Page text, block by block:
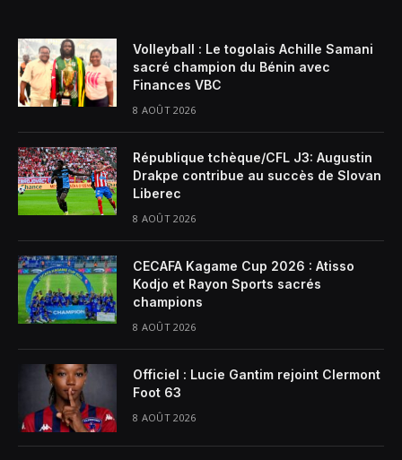
Volleyball : Le togolais Achille Samani
sacré champion du Bénin avec
Finances VBC
8 AOÛT 2026
République tchèque/CFL J3: Augustin
Drakpe contribue au succès de Slovan
Liberec
8 AOÛT 2026
CECAFA Kagame Cup 2026 : Atisso
Kodjo et Rayon Sports sacrés
champions
8 AOÛT 2026
Officiel : Lucie Gantim rejoint Clermont
Foot 63
8 AOÛT 2026